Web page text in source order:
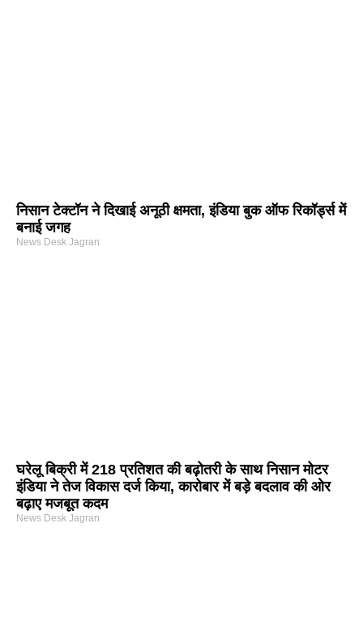
निसान टेक्टॉन ने दिखाई अनूठी क्षमता, इंडिया बुक ऑफ रिकॉर्ड्स में
बनाई जगह
News Desk Jagran
घरेलू बिक्री में 218 प्रतिशत की बढ़ोतरी के साथ निसान मोटर
इंडिया ने तेज विकास दर्ज किया, कारोबार में बड़े बदलाव की ओर
बढ़ाए मजबूत कदम
News Desk Jagran